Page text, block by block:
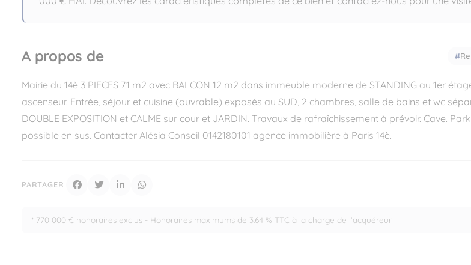
A propos de
Mairie du 14è 3 PIECES 71 m2 avec BALCON 12 m2 dans immeuble moderne de STANDING au 1er
ascenseur. Entrée, séjour et cuisine (ouvrable) exposés au SUD, 2 chambres, salle de bains et wc
DOUBLE EXPOSITION et CALME sur cour et JARDIN. Travaux de rafraîchissement à prévoir. Cave.
possible en sus. Contacter Alésia Conseil 0142180101 agence immobilière à Paris 14è.
PARTAGER
* 770 000 € honoraires exclus - Honoraires maximums de 3.64 % TTC à la charge de l'acquéreur